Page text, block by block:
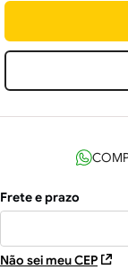
Não sei meu CEP